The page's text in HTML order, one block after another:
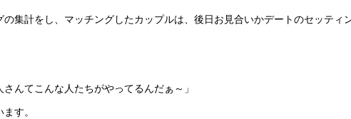
集計をし、マッチングしたカップルは、後日お見合いかデートのセッティ
んてこんな人たちがやってるんだぁ～」
す。